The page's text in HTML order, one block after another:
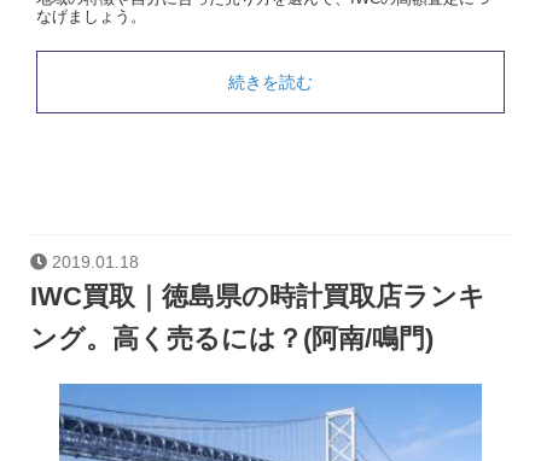
なげましょう。
続きを読む
2019.01.18
IWC買取｜徳島県の時計買取店ランキ
ング。高く売るには？(阿南/鳴門)